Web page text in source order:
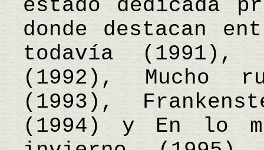
estado dedicada
donde destacan
todavía (1991),
(1992), Mucho
(1993),
(1994) y En lo